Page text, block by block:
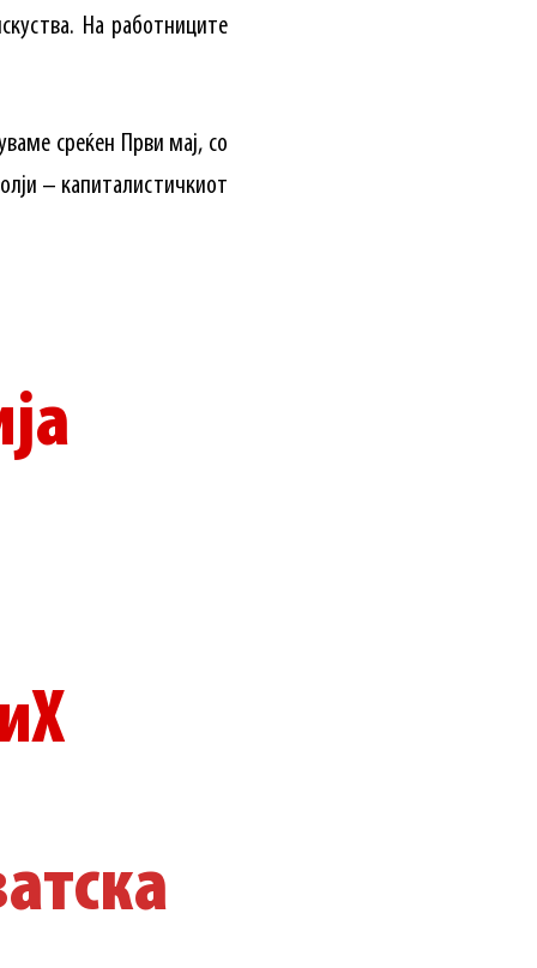
На работниците
среќен Први мај, со
– капиталистичкиот